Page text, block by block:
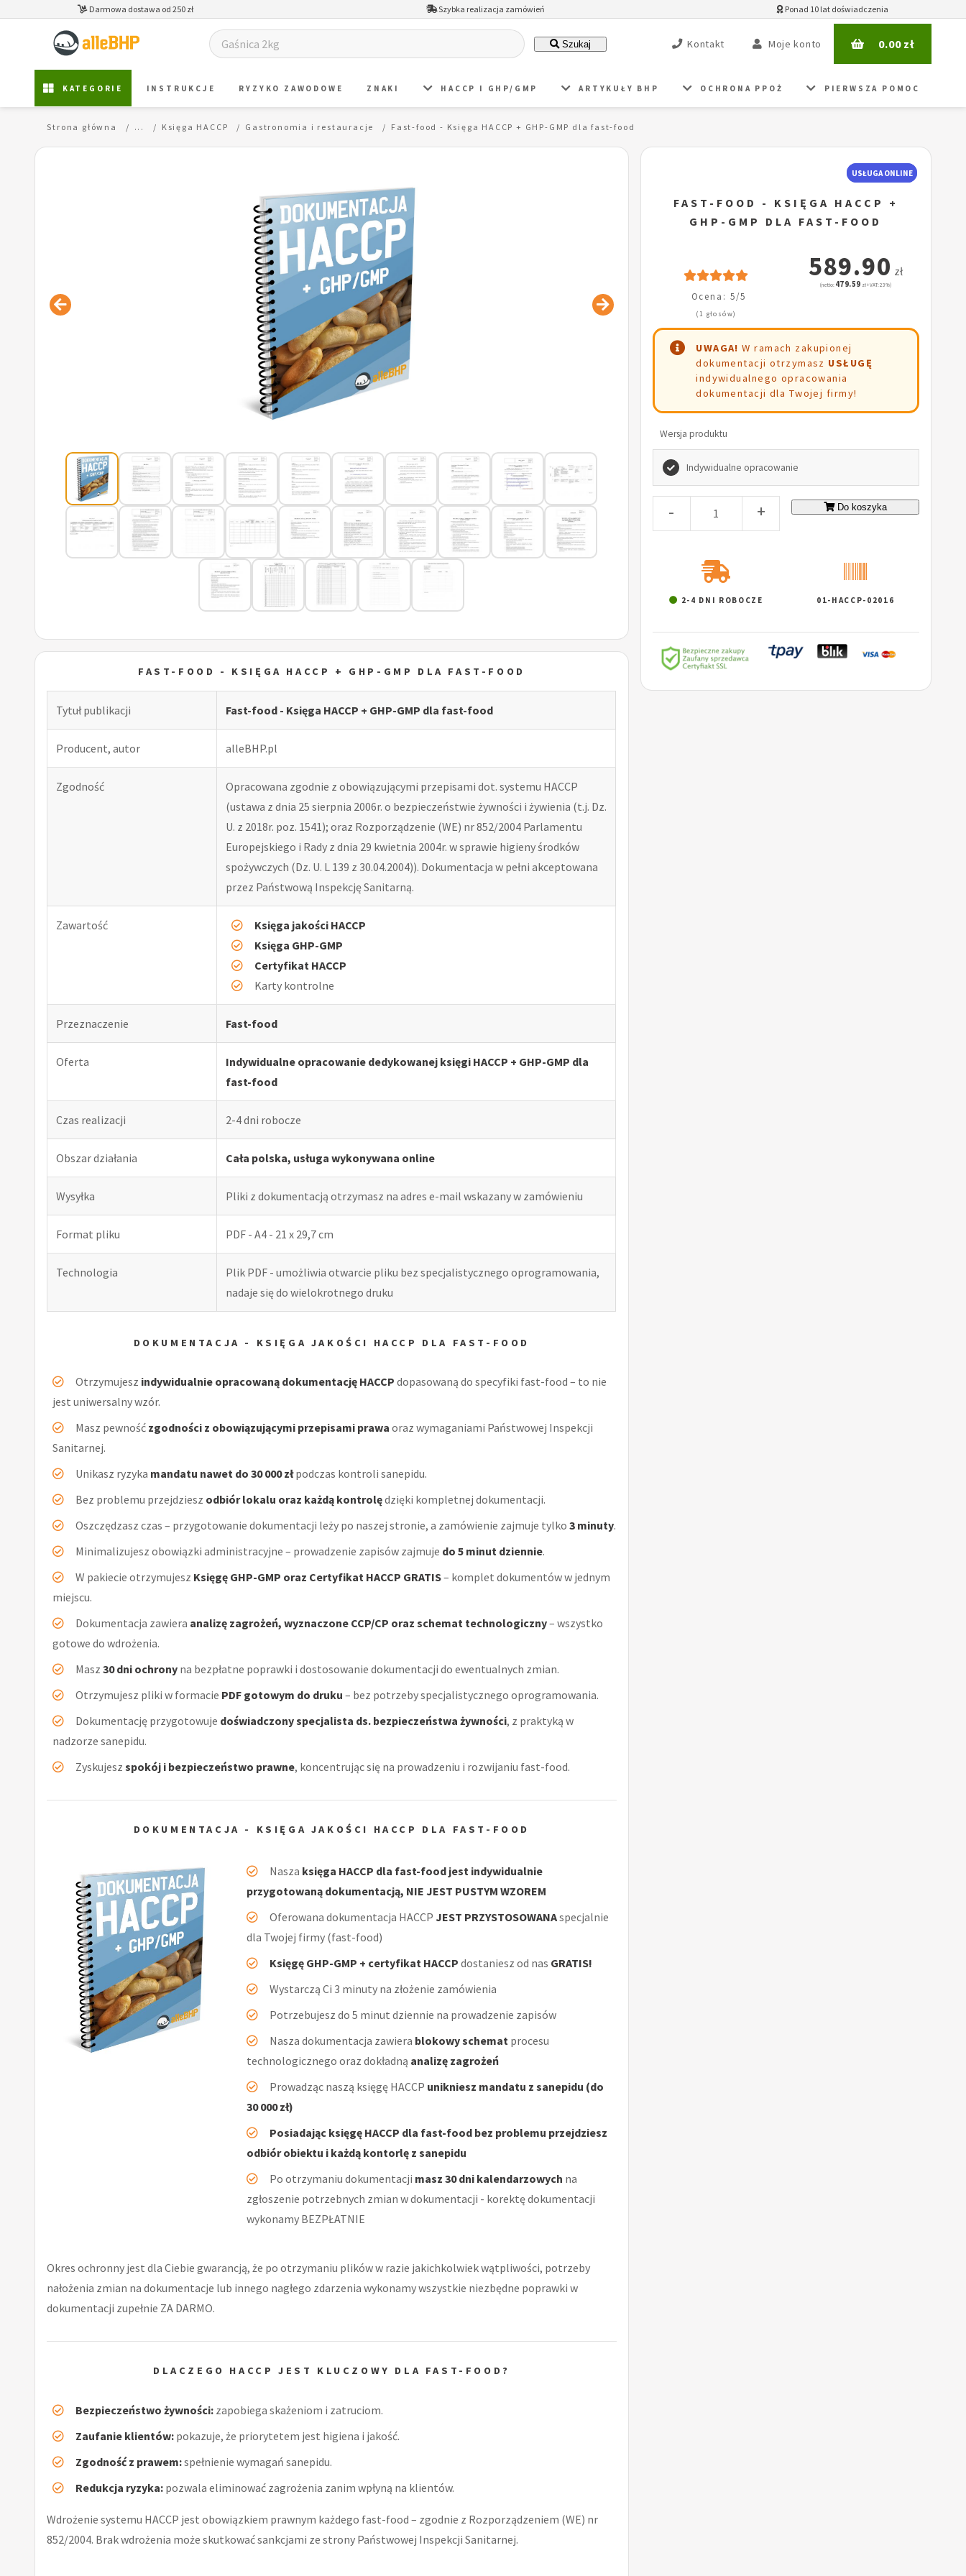
Darmowa dostawa od 250 zł Szybka realizacja zamówień Ponad 10 lat doświadczenia
Szukaj Kontakt Moje konto 0.00zł
KATEGORIE INSTRUKCJE RYZYKO ZAWODOWE ZNAKI HACCP I GHP/GMP ARTYKUŁY BHP OCHRONA PPOŻ PIERWSZA POMOC
Strona główna ... Księga HACCP Gastronomia i restauracje Fast-food - Księga HACCP + GHP-GMP dla fast-food
FAST-FOOD - KSIĘGA HACCP + GHP-GMP DLA FAST-FOOD
Tytuł publikacji Fast-food - Księga HACCP + GHP-GMP dla fast-food
Producent, autor alleBHP.pl
Zgodność
Opracowana zgodnie z obowiązującymi przepisami dot. systemu HACCP
(ustawa z dnia 25 sierpnia 2006r. o bezpieczeństwie żywności i żywienia (t.j. Dz.
U. z 2018r. poz. 1541); oraz Rozporządzenie (WE) nr 852/2004 Parlamentu
Europejskiego i Rady z dnia 29 kwietnia 2004r. w sprawie higieny środków
spożywczych (Dz. U. L 139 z 30.04.2004)). Dokumentacja w pełni akceptowana
przez Państwową Inspekcję Sanitarną.
Zawartość
Księga jakości HACCP
Księga GHP-GMP
Certyfikat HACCP
Karty kontrolne
Przeznaczenie Fast-food
Oferta
Indywidualne opracowanie dedykowanej księgi HACCP + GHP-GMP dla
fast-food
Czas realizacji 2-4 dni robocze
Obszar działania Cała polska, usługa wykonywana online
Wysyłka Pliki z dokumentacją otrzymasz na adres e-mail wskazany w zamówieniu
Format pliku PDF - A4 - 21 x 29,7 cm
Technologia
Plik PDF - umożliwia otwarcie pliku bez specjalistycznego oprogramowania,
nadaje się do wielokrotnego druku
DOKUMENTACJA - KSIĘGA JAKOŚCI HACCP DLA FAST-FOOD
Otrzymujesz indywidualnie opracowaną dokumentację HACCP dopasowaną do specyfiki fast-food – to nie
jest uniwersalny wzór.
Masz pewność zgodności z obowiązującymi przepisami prawa oraz wymaganiami Państwowej Inspekcji
Sanitarnej.
Unikasz ryzyka mandatu nawet do 30 000 złpodczas kontroli sanepidu.
Bez problemu przejdziesz odbiór lokalu oraz każdą kontrolędzięki kompletnej dokumentacji.
Oszczędzasz czas – przygotowanie dokumentacji leży po naszej stronie, a zamówienie zajmuje tylko 3 minuty.
Minimalizujesz obowiązki administracyjne – prowadzenie zapisów zajmuje do 5 minut dziennie.
W pakiecie otrzymujesz Księgę GHP-GMP oraz Certyfikat HACCP GRATIS– komplet dokumentów w jednym
miejscu.
Dokumentacja zawiera analizę zagrożeń, wyznaczone CCP/CP oraz schemat technologiczny– wszystko
gotowe do wdrożenia.
Masz 30 dni ochrony na bezpłatne poprawki i dostosowanie dokumentacji do ewentualnych zmian.
Otrzymujesz pliki w formacie PDF gotowym do druku – bez potrzeby specjalistycznego oprogramowania.
Dokumentację przygotowuje doświadczony specjalista ds. bezpieczeństwa żywności, z praktyką w
nadzorze sanepidu.
Zyskujesz spokój i bezpieczeństwo prawne, koncentrując się na prowadzeniu i rozwijaniu fast-food.
DOKUMENTACJA - KSIĘGA JAKOŚCI HACCP DLA FAST-FOOD
Nasza księga HACCP dla fast-food jest indywidualnie
przygotowaną dokumentacją, NIE JEST PUSTYM WZOREM
Oferowana dokumentacja HACCP JEST PRZYSTOSOWANAspecjalnie
dla Twojej firmy (fast-food)
Księgę GHP-GMP + certyfikat HACCP dostaniesz od nas GRATIS!
Wystarczą Ci 3 minuty na złożenie zamówienia
Potrzebujesz do 5 minut dziennie na prowadzenie zapisów
Nasza dokumentacja zawiera blokowy schematprocesu
technologicznego oraz dokładną analizę zagrożeń
Prowadząc naszą księgę HACCP unikniesz mandatu z sanepidu (do
30 000 zł)
Posiadając księgę HACCP dla fast-food bez problemu przejdziesz
odbiór obiektu i każdą kontorlę z sanepidu
Po otrzymaniu dokumentacji masz 30 dni kalendarzowych na
zgłoszenie potrzebnych zmian w dokumentacji - korektę dokumentacji
wykonamy BEZPŁATNIE
Okres ochronny jest dla Ciebie gwarancją, że po otrzymaniu plików w razie jakichkolwiek wątpliwości, potrzeby
nałożenia zmian na dokumentacje lub innego nagłego zdarzenia wykonamy wszystkie niezbędne poprawki w
dokumentacji zupełnie ZA DARMO.
DLACZEGO HACCP JEST KLUCZOWY DLA FAST-FOOD?
Bezpieczeństwo żywności: zapobiega skażeniom i zatruciom.
Zaufanie klientów: pokazuje, że priorytetem jest higiena i jakość.
Zgodność z prawem:spełnienie wymagań sanepidu.
Redukcja ryzyka: pozwala eliminować zagrożenia zanim wpłyną na klientów.
Wdrożenie systemu HACCP jest obowiązkiem prawnym każdego fast-food – zgodnie z Rozporządzeniem (WE) nr
852/2004. Brak wdrożenia może skutkować sankcjami ze strony Państwowej Inspekcji Sanitarnej.
USŁUGA ONLINE
FAST-FOOD - KSIĘGA HACCP +
GHP-GMP DLA FAST-FOOD
Ocena: 5/5
(1 głosów)
589.90 zł
(netto: 479.59 zł + VAT: 23%)
UWAGA! W ramach zakupionej
dokumentacji otrzymasz USŁUGĘ
indywidualnego opracowania
dokumentacji dla Twojej firmy!
Wersja produktu
Indywidualne opracowanie
- + Do koszyka
2-4 DNI ROBOCZE 01-HACCP-02016